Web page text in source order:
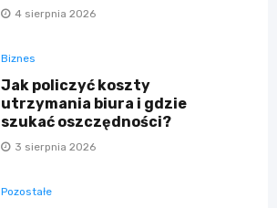
4 sierpnia 2026
Biznes
Jak policzyć koszty
utrzymania biura i gdzie
szukać oszczędności?
3 sierpnia 2026
Pozostałe